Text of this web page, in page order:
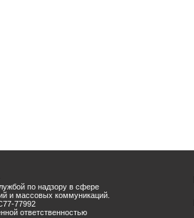
по надзору в сфере
и массовых коммуникаций.
77992
ответственностью